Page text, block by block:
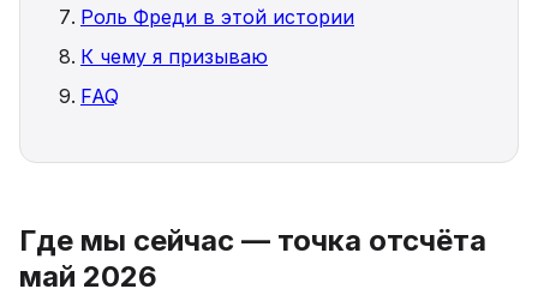
Роль Фреди в этой истории
К чему я призываю
FAQ
Где мы сейчас — точка отсчёта
май 2026